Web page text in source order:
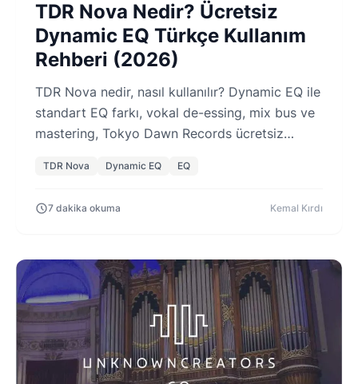
TDR Nova Nedir? Ücretsiz
Dynamic EQ Türkçe Kullanım
Rehberi (2026)
TDR Nova nedir, nasıl kullanılır? Dynamic EQ ile
standart EQ farkı, vokal de-essing, mix bus ve
mastering, Tokyo Dawn Records ücretsiz
TDR Nova Dynamic EQ EQ
7 dakika okuma Kemal Kırdı